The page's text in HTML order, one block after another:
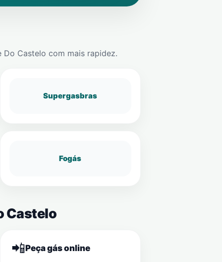
Do Castelo com mais rapidez.
Supergasbras
Fogás
Castelo
📲Peça gás online